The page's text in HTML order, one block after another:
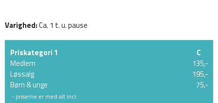
Varighed:Ca. 1 t. u. pause
Priskategori 1
C
Medlem
135,-
Løssalg
195,-
Børn & unge
75,-
- priserne er med alt incl.